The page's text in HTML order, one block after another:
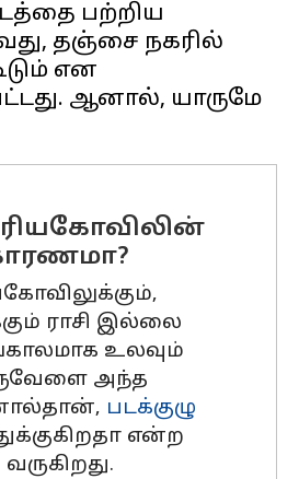
பற்றிய
தஞ்சை நகரில்
என
ஆனால், யாருமே
ராசி இல்லை
உலவும்
அந்த
படக்குழு
என்ற